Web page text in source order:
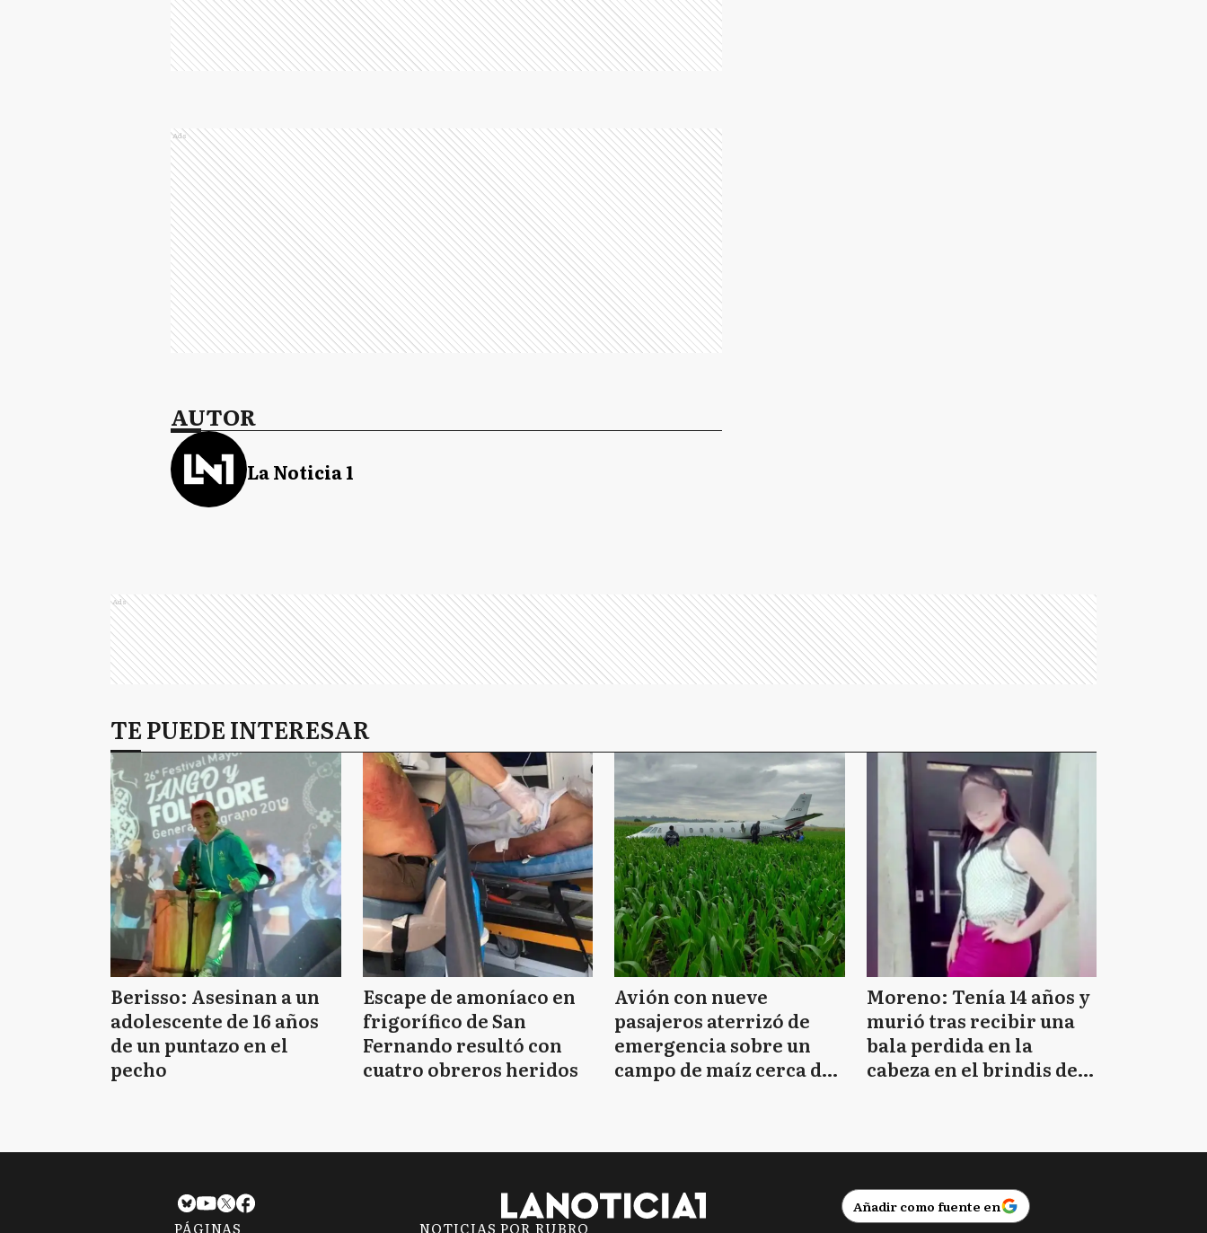
Ads
AUTOR
La Noticia 1
Ads
TE PUEDE INTERESAR
Berisso: Asesinan a un
adolescente de 16 años
de un puntazo en el
pecho
Escape de amoníaco en
frigorífico de San
Fernando resultó con
cuatro obreros heridos
Avión con nueve
pasajeros aterrizó de
emergencia sobre un
campo de maíz cerca de
Moreno: Tenía 14 años y
murió tras recibir una
bala perdida en la
cabeza en el brindis de
Añadir como fuente en
PÁGINAS NOTICIAS POR RUBRO